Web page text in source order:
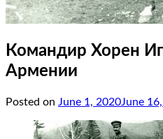
Командир Хорен
Армении
Posted on June 1, 2020June